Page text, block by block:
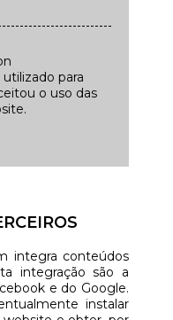
para
o uso das
integra conteúdos
integração são a
e do Google.
instalar